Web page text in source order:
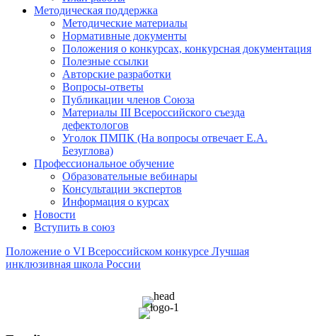
Методическая поддержка
Методические материалы
Нормативные документы
Положения о конкурсах, конкурсная документация
Полезные ссылки
Авторские разработки
Вопросы-ответы
Публикации членов Союза
Материалы III Всероссийского съезда
дефектологов
Уголок ПМПК (На вопросы отвечает Е.А.
Безуглова)
Профессиональное обучение
Образовательные вебинары
Консультации экспертов
Информация о курсах
Новости
Вступить в союз
Положение о VI Всероссийском конкурсе Лучшая
инклюзивная школа России